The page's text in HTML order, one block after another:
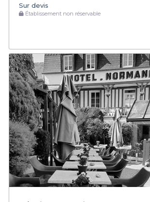
Sur devis
Établissement non réservable